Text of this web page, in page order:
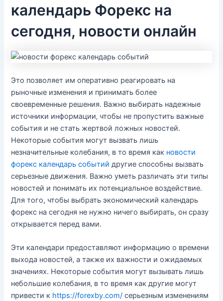
календарь Форекс на
сегодня, новости онлайн
Это позволяет им оперативно реагировать на
рыночные изменения и принимать более
своевременные решения. Важно выбирать надежные
источники информации‚ чтобы не пропустить важные
события и не стать жертвой ложных новостей.
Некоторые события могут вызвать лишь
незначительные колебания, в то время как новости
форекс календарь событий другие способны вызвать
серьезные движения. Важно уметь различать эти типы
новостей и понимать их потенциальное воздействие.
Для того, чтобы выбрать экономический календарь
форекс на сегодня не нужно ничего выбирать, он сразу
открывается перед вами.
Эти календари предоставляют информацию о времени
выхода новостей‚ а также их важности и ожидаемых
значениях. Некоторые события могут вызывать лишь
небольшие колебания‚ в то время как другие могут
привести к https://forexby.com/ серьезным изменениям